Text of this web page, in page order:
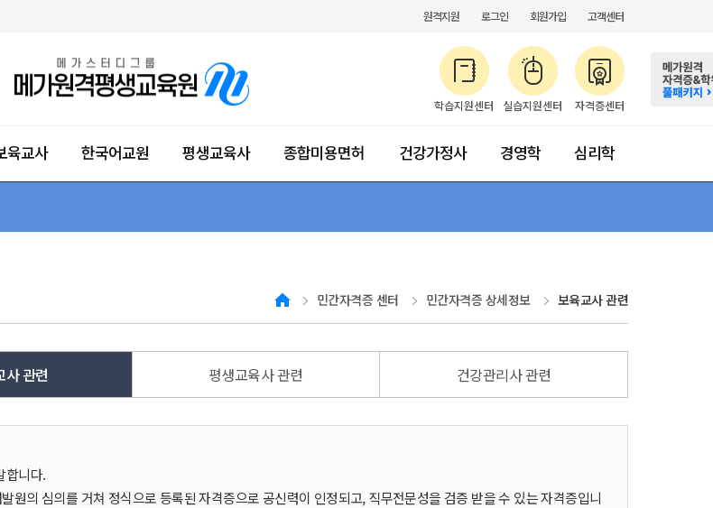
원격지원 로그인 회원가입 고객센터
학습지원센터 실습지원센터 자격증센터
육교사 한국어교원 평생교육사 종합미용면허 건강가정사 경영학 심리학
HOME 민간자격증 센터 민간자격증 상세정보 보육교사 관련
사 관련 평생교육사 관련 건강관리사 관련
합니다.
원의 심의를 거쳐 정식으로 등록된 자격증으로 공신력이 인정되고, 직무전문성을 검증 받을 수 있는 자격증입니